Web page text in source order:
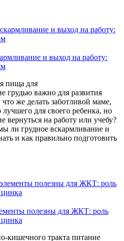
и выход на работу:
пища для
грудью важно для развития
же делать заботливой маме,
лучшего для своего ребенка, но
вернуться на работу или учебу?
ли грудное вскармливание и
и как правильно подготовить
полезны для ЖКТ: роль
кишечного тракта питание